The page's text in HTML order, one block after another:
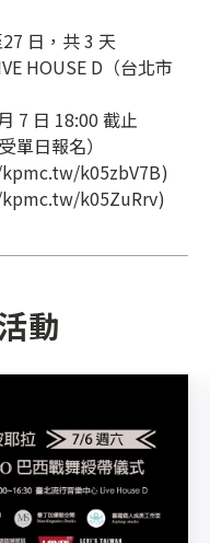
日，共 3 天
HOUSE D（台北市
7 日 18:00 截止
單日報名）
k05zbV7B)
k05ZuRrv)
動